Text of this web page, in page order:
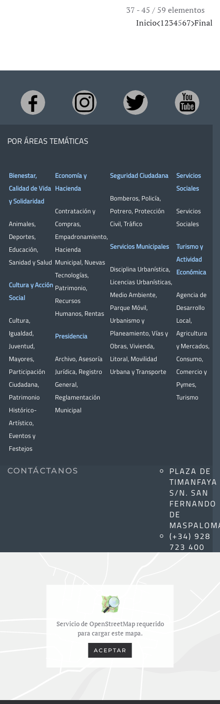
37 - 45 / 59 elementos
Inicio 1234567 Final
POR ÁREAS TEMÁTICAS
Bienestar,
Calidad de Vida
y Solidaridad
Animales,
Deportes,
Educación,
Sanidad y Salud
Cultura y Acción
Social
Cultura,
Igualdad,
Juventud,
Mayores,
Participación
Ciudadana,
Patrimonio
Histórico-
Artístico,
Eventos y
Festejos
Economía y
Hacienda
Contratación y
Compras,
Empadronamiento,
Hacienda
Municipal, Nuevas
Tecnologías,
Patrimonio,
Recursos
Humanos, Rentas
Presidencia
Archivo, Asesoría
Jurídica, Registro
General,
Reglamentación
Municipal
Seguridad Ciudadana
Bomberos, Policía,
Potrero, Protección
Civil, Tráfico
Servicios Municipales
Disciplina Urbanística,
Licencias Urbanísticas,
Medio Ambiente,
Parque Móvil,
Urbanismo y
Planeamiento, Vías y
Obras, Vivienda,
Litoral, Movilidad
Urbana y Transporte
Servicios
Sociales
Servicios
Sociales
Turismo y
Actividad
Económica
Agencia de
Desarrollo
Local,
Agricultura
y Mercados,
Consumo,
Comercio y
Pymes,
Turismo
CONTÁCTANOS
PLAZA DE
TIMANFAYA
S/N. SAN
FERNANDO
DE
(+34) 928
723 400
Servicio de OpenStreetMap requerido
para cargar este mapa.
ACEPTAR